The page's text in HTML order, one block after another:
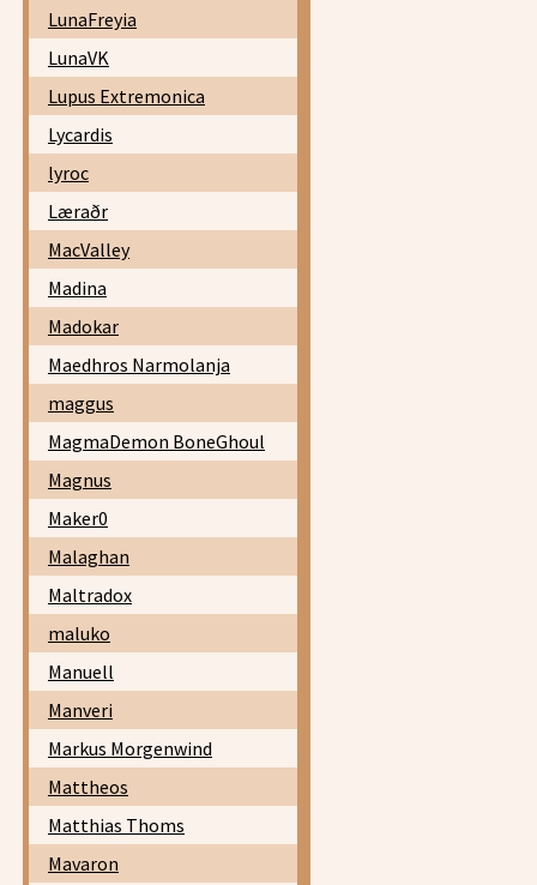
LunaFreyia
LunaVK
Lupus Extremonica
Lycardis
lyroc
Læraðr
MacValley
Madina
Madokar
Maedhros Narmolanja
maggus
MagmaDemon BoneGhoul
Magnus
Maker0
Malaghan
Maltradox
maluko
Manuell
Manveri
Markus Morgenwind
Mattheos
Matthias Thoms
Mavaron